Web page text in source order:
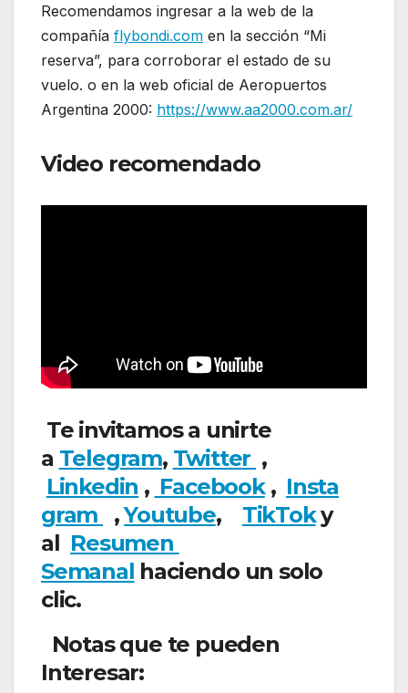
Recomendamos ingresar a la web de la
compañía flybondi.com en la sección “Mi
reserva”, para corroborar el estado de su
vuelo. o en la web oficial de Aeropuertos
Argentina 2000: https://www.aa2000.com.ar/
Video recomendado
Te invitamos a unirte
a Telegram, Twitter ,
Linkedin , Facebook, Insta
gram
,Youtube, TikToky
al Resumen
Semanal haciendo un solo
clic.
Notas que te pueden
Interesar: